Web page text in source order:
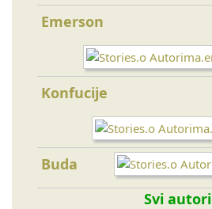
Emerson
Konfucije
Buda
Svi autori